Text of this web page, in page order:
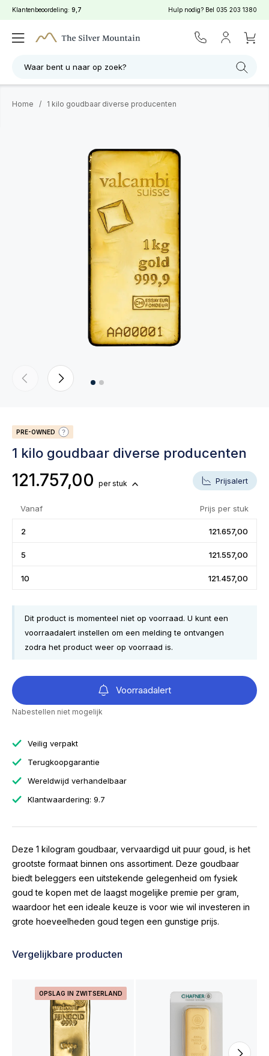
Klantenbeoordeling: 9,7 Hulp nodig? Bel 035 203 1380
Waar bent u naar op zoek?
Home / 1 kilo goudbaar diverse producenten
PRE-OWNED
1 kilo goudbaar diverse producenten
121.757,00 per stuk Prijsalert
Vanaf Prijs per stuk
2 121.657,00
5 121.557,00
10 121.457,00
Dit product is momenteel niet op voorraad. U kunt een
voorraadalert instellen om een melding te ontvangen
zodra het product weer op voorraad is.
Voorraadalert
Nabestellen niet mogelijk
Veilig verpakt
Terugkoopgarantie
Wereldwijd verhandelbaar
Klantwaardering: 9.7
Deze 1 kilogram goudbaar, vervaardigd uit puur goud, is het
grootste formaat binnen ons assortiment. Deze goudbaar
biedt beleggers een uitstekende gelegenheid om fysiek
goud te kopen met de laagst mogelijke premie per gram,
waardoor het een ideale keuze is voor wie wil investeren in
grote hoeveelheden goud tegen een gunstige prijs.
Vergelijkbare producten
OPSLAG IN ZWITSERLAND